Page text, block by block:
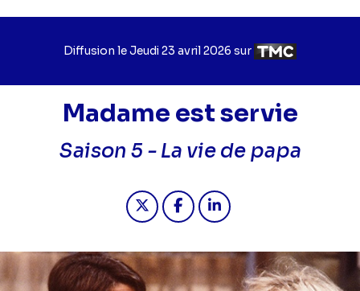
Diffusion leJour
diffusion
Jeudi 23 avril 2026 sur Chaîne
diffusion
Madame est servie
Saison 5 -La vie de papa
Partager "2026-04-23 13:20 -
Partager "2026-04-23 13:20